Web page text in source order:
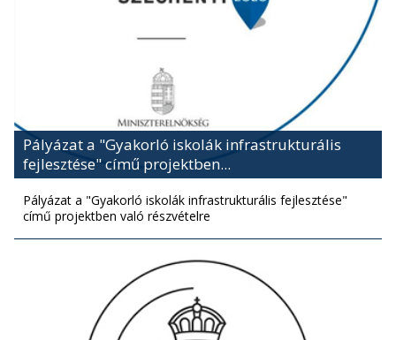
Pályázat a "Gyakorló iskolák infrastrukturális
fejlesztése" című projektben...
Pályázat a "Gyakorló iskolák infrastrukturális fejlesztése"
című projektben való részvételre